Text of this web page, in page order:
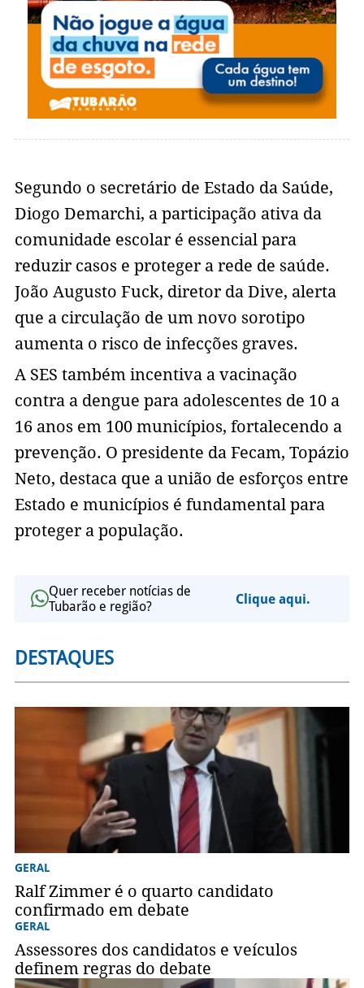
Segundo o secretário de Estado da Saúde,
Diogo Demarchi, a participação ativa da
comunidade escolar é essencial para
reduzir casos e proteger a rede de saúde.
João Augusto Fuck, diretor da Dive, alerta
que a circulação de um novo sorotipo
aumenta o risco de infecções graves.
A SES também incentiva a vacinação
contra a dengue para adolescentes de 10 a
16 anos em 100 municípios, fortalecendo a
prevenção. O presidente da Fecam, Topázio
Neto, destaca que a união de esforços entre
Estado e municípios é fundamental para
proteger a população.
Quer receber notícias de
Tubarão e região?
Clique aqui.
DESTAQUES
GERAL
Ralf Zimmer é o quarto candidato
confirmado em debate
GERAL
Assessores dos candidatos e veículos
definem regras do debate